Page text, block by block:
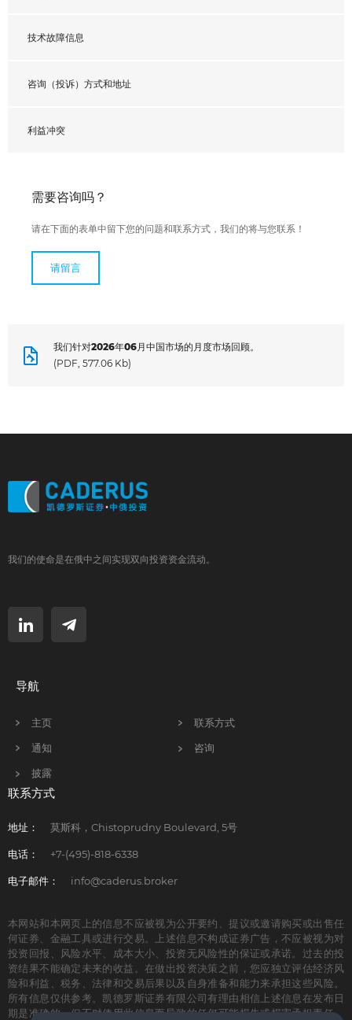
技术故障信息
咨询（投诉）方式和地址
利益冲突
需要咨询吗？
请在下面的表单中留下您的问题和联系方式，我们的将与您联系！
请留言
我们针对2026年06月中国市场的月度市场回顾。
(PDF, 577.06 Kb)
我们的使命是在俄中之间实现双向投资资金流动。
导航
主页
通知
披露
联系方式
咨询
联系方式
地址： 莫斯科，Chistoprudny Boulevard, 5号
电话： +7-(495)-818-6338
电子邮件： info@caderus.broker
本网站和本网页上的信息不应被视为公开要约、提议或邀请购买或出售任
何证券、金融工具或进行交易。上述信息不构成证券广告，不应被视为对
投资回报、风险水平、成本大小、投资无风险性的保证或承诺。过去的投
资结果不能确定未来的收益。在做出投资决策之前，您应独立评估经济风
险和利益、税务、法律和交易后果以及自身准备和能力来承担这些风险。
所有信息仅供参考。凯德罗斯证券有限公司有理由相信上述信息在发布日
期是准确的，但不对使用此信息而导致的任何可能损失或损害承担责任。